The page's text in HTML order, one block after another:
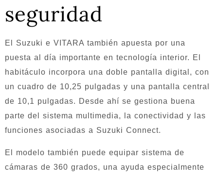
seguridad
El Suzuki e VITARA también apuesta por una
puesta al día importante en tecnología interior. El
habitáculo incorpora una doble pantalla digital, con
un cuadro de 10,25 pulgadas y una pantalla central
de 10,1 pulgadas. Desde ahí se gestiona buena
parte del sistema multimedia, la conectividad y las
funciones asociadas a Suzuki Connect.
El modelo también puede equipar sistema de
cámaras de 360 grados, una ayuda especialmente